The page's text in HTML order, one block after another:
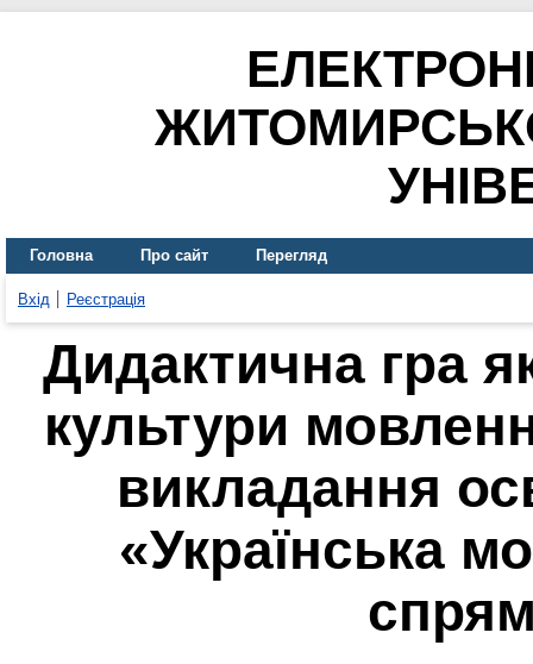
Головна Про сайт Перегляд
Вхід Реєстрація
Дидактична гра
культури
викладання
«Українська